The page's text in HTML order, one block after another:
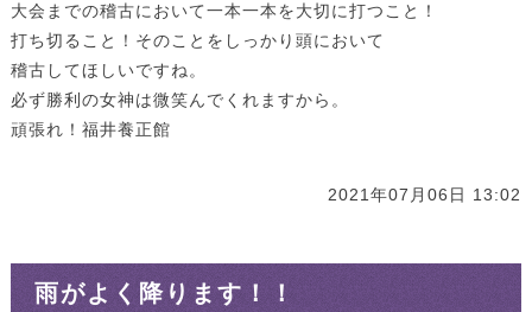
大会までの稽古において一本一本を大切に打つこと！
打ち切ること！そのことをしっかり頭において
稽古してほしいですね。
必ず勝利の女神は微笑んでくれますから。
頑張れ！福井養正館
2021年07月06日 13:02
雨がよく降ります！！